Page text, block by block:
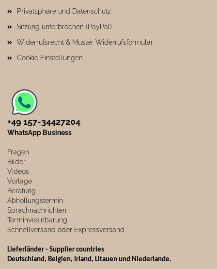
Privatsphäre und Datenschutz
Sitzung unterbrochen (PayPal)
Widerrufsrecht & Muster-Widerrufsformular
Cookie Einstellungen
+49 157-34427204​
WhatsApp Business
Fragen
Bilder
Videos
Vorlage
Beratung
Abhollungstermin
Sprachnachrichten
Terminveeinbarung
Schnellversand oder Expressversand
Lieferländer - Supplier countries
Deutschland, Belgien, Irland, Litauen und Niederlande.